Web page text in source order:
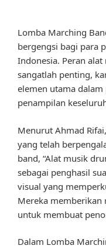
Lomba Marching
bergengsi bagi para
Indonesia. Peran
sangatlah penting,
elemen utama
penampilan
Menurut Ahmad
yang telah
band, “Alat musik
sebagai penghasil
visual yang
Mereka
untuk membuat
Dalam Lomba